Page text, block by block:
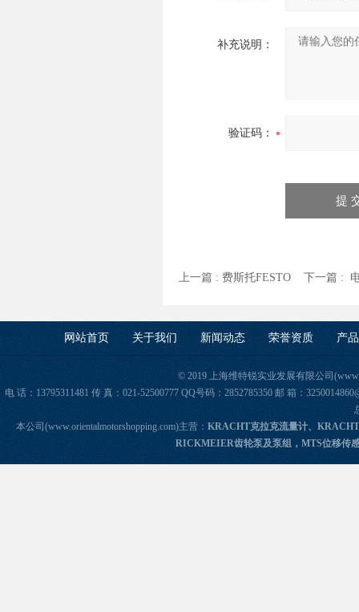
补充说明：
验证码：
上一篇 : 费斯托FESTO 下一篇 :
网站首页 关于我们 新闻动态 荣誉资质 产
© 2019 上海维特锐实业发展有限公司
电 话：13795311481 传 真：021-52500777 QQ号码：2852785350 邮 箱：
本公司(www.orientalmotorshopping.com)主营： KRACHT克拉克流量计、
RICKMEIER齿轮泵及泵组，MTS位移传